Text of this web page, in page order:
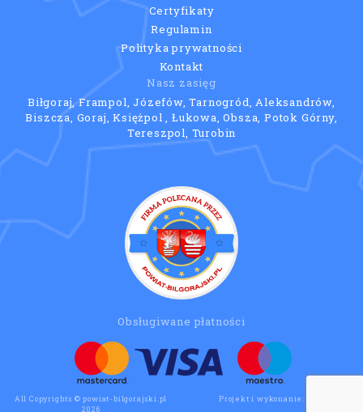
Certyfikaty
Regulamin
Polityka prywatności
Kontakt
Nasz zasięg
Biłgoraj, Frampol, Józefów, Tarnogród, Aleksandrów,
Biszcza, Goraj, Księżpol , Łukowa, Obsza, Potok Górny,
Tereszpol, Turobin
Obsługiwane płatności
All Copyrights © powiat-bilgorajski.pl
2026
Projekt i wykonanie: